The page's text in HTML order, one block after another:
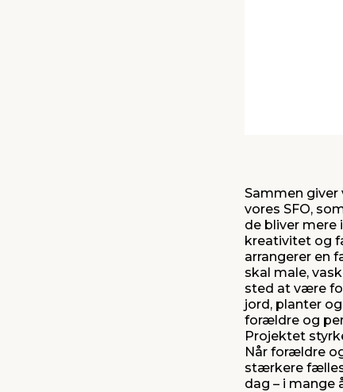
Sammen giver
vores SFO,
de bliver mere
kreativitet og
arrangerer en
skal male,
sted at være
jord, planter
forældre og
Projektet
Når forældre
stærkere
dag – i mange